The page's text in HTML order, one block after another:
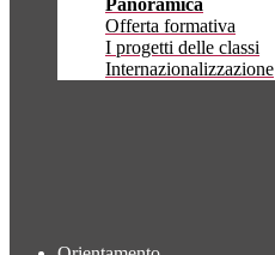
Panoramica
Offerta formativa
I progetti delle classi
Internazionalizzazione